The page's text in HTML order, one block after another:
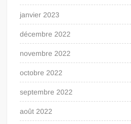
janvier 2023
décembre 2022
novembre 2022
octobre 2022
septembre 2022
août 2022